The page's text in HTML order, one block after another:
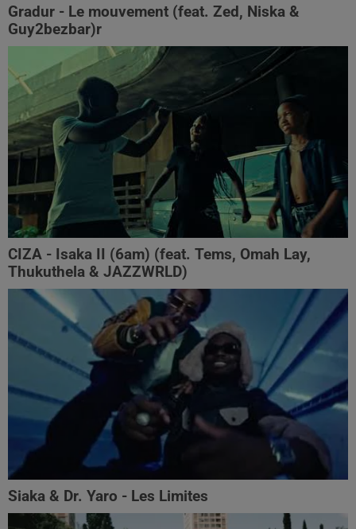
Gradur - Le mouvement (feat. Zed, Niska &
Guy2bezbar)r
CIZA - Isaka II (6am) (feat. Tems, Omah Lay,
Thukuthela & JAZZWRLD)
Siaka & Dr. Yaro - Les Limites